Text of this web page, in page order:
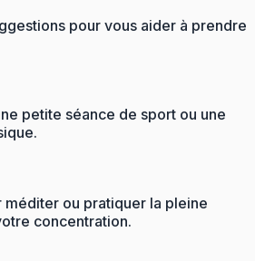
pour vous aider à prendre
petite séance de sport ou une
ou pratiquer la pleine
concentration.